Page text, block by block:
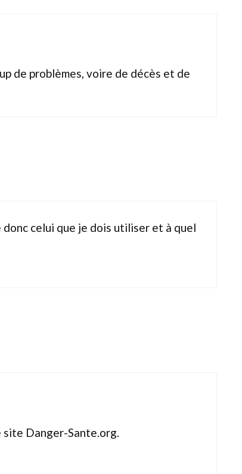
de problèmes, voire de décès et de
celui que je dois utiliser et à quel
site Danger-Sante.org.